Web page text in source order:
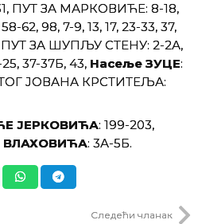
31, ПУТ ЗА МАРКОВИЋЕ: 8-18,
62, 98, 7-9, 13, 17, 23-33, 37,
ПУТ ЗА ШУПЉУ СТЕНУ: 2-2А,
25, 37-37Б, 43, Насеље ЗУЦЕ:
ЈОВАНА КРСТИТЕЉА:
ЈЕРКОВИЋА: 199-203,
ВЛАХОВИЋА: 3А-5Б.
Следећи чланак